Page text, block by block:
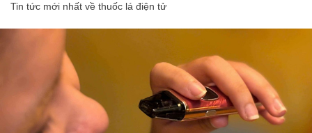
Tin tức mới nhất về thuốc lá điện tử